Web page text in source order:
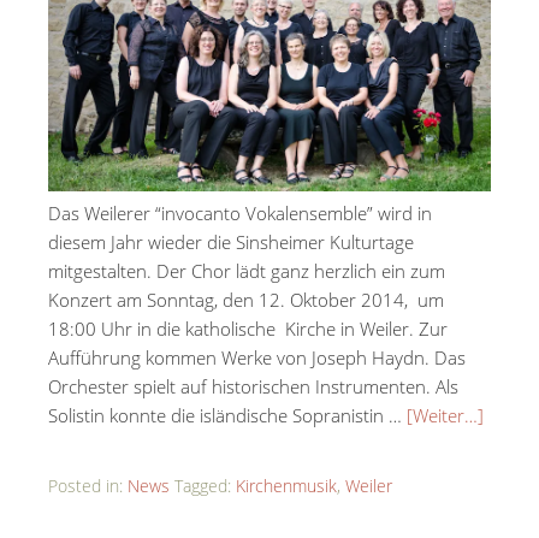
Das Weilerer “invocanto Vokalensemble” wird in
diesem Jahr wieder die Sinsheimer Kulturtage
mitgestalten. Der Chor lädt ganz herzlich ein zum
Konzert am Sonntag, den 12. Oktober 2014, um
18:00 Uhr in die katholische Kirche in Weiler. Zur
Aufführung kommen Werke von Joseph Haydn. Das
Orchester spielt auf historischen Instrumenten. Als
Solistin konnte die isländische Sopranistin … [Weiter…]
Posted in: News Tagged: Kirchenmusik, Weiler